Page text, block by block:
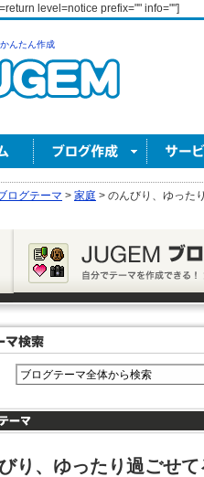
level=notice prefix="" info=""]
んたん作成
ログテーマ > 家庭 > のんびり、ゆった
り、ゆったり過ごせ